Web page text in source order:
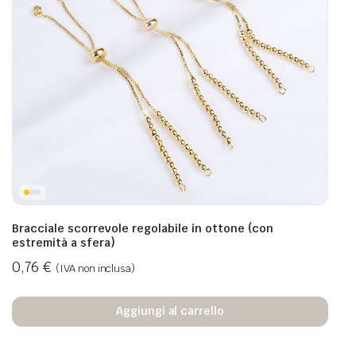
Bracciale scorrevole regolabile in ottone (con
estremità a sfera)
0,76 € (IVA non inclusa)
Aggiungi al carrello